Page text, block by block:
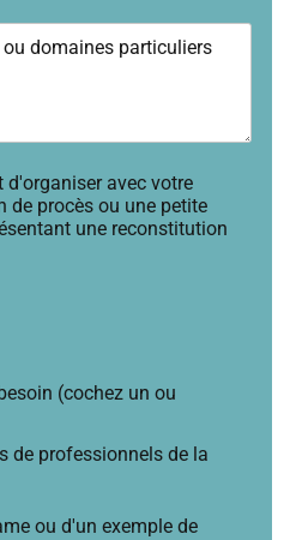
d'organiser avec votre
de procès ou une petite
une reconstitution
(cochez un ou
de professionnels de la
ou d'un exemple de